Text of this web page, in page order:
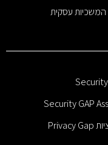
סקר פערים להגנת הפרטיות באתרים ואפליקציות Privacy Gap